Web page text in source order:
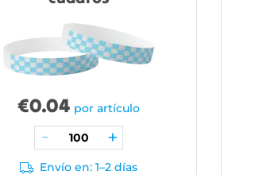
€0.04 por artículo
Envío en: 1–2 días